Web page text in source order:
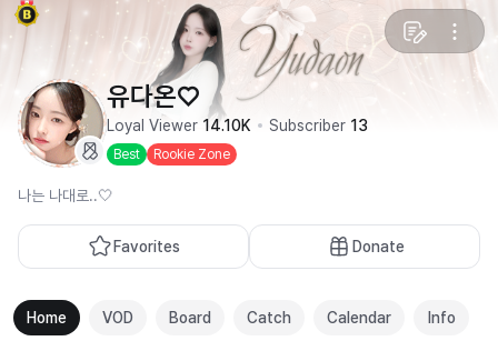
유다온♡
Loyal Viewer 14.10K Subscriber 13
Best Rookie Zone
나는 나대로..🤍
Favorites Donate
Home VOD Board Catch Calendar Info